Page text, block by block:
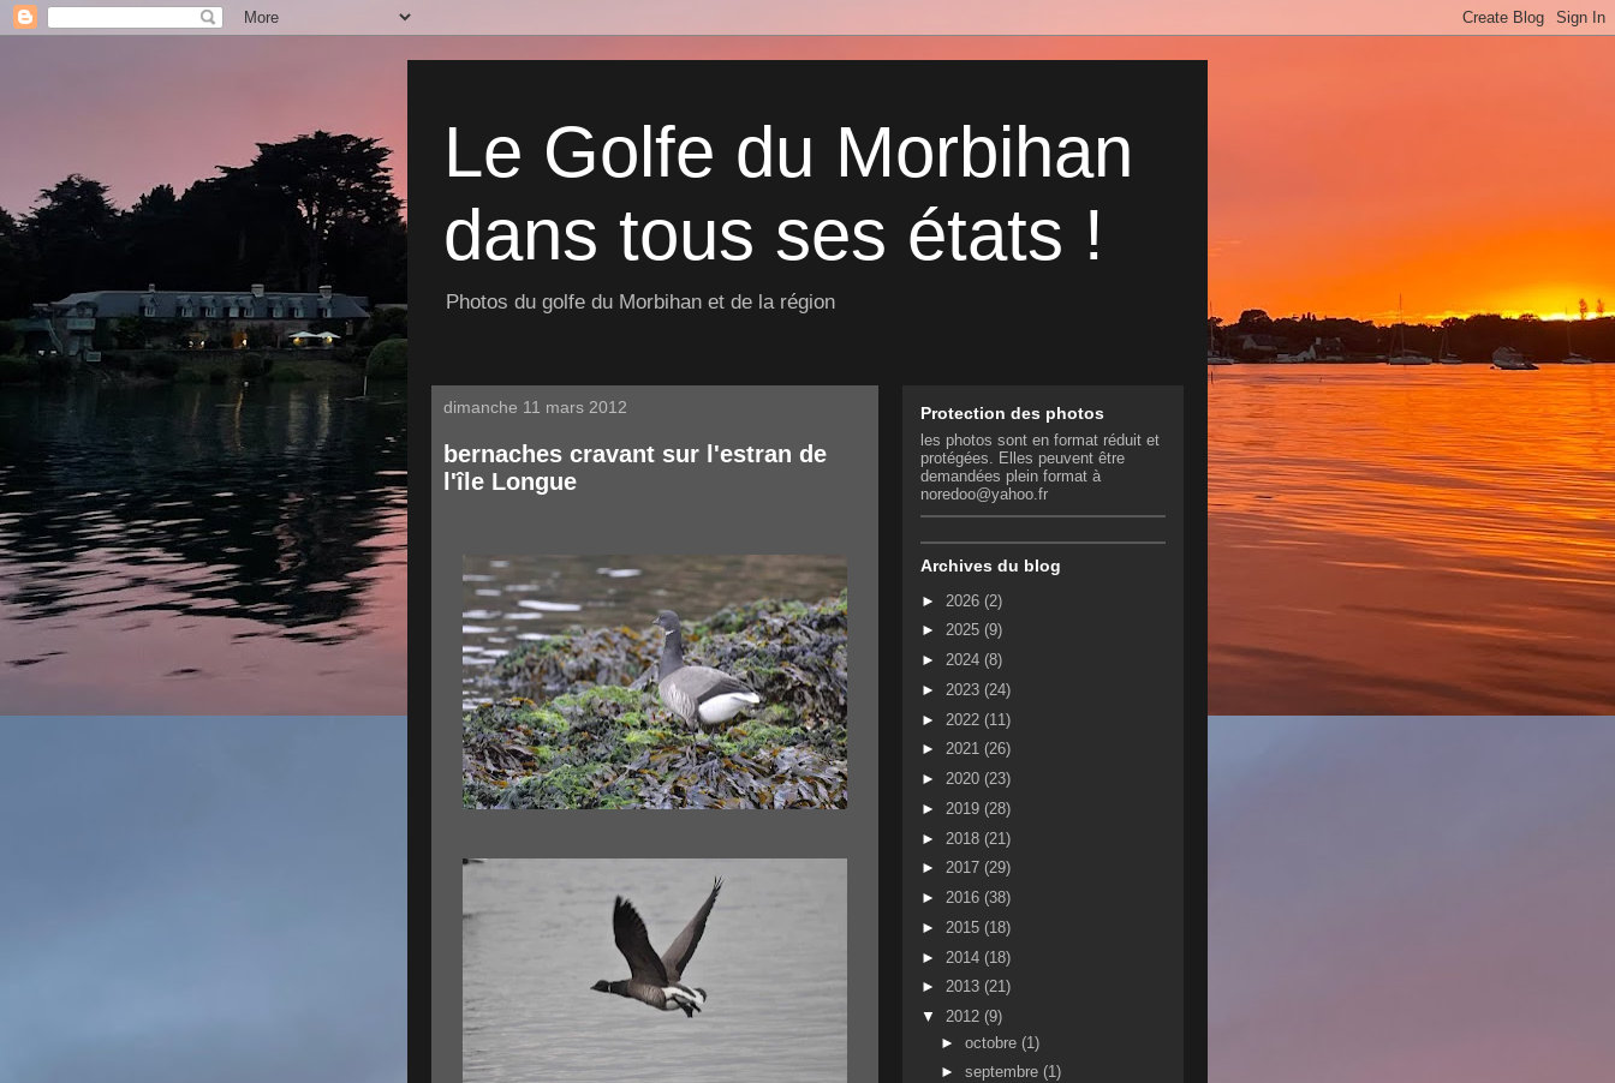
Le Golfe du Morbihan
dans tous ses états !
Photos du golfe du Morbihan et de la région
dimanche 11 mars 2012
bernaches cravant sur l'estran de
l'île Longue
Protection des photos
les photos sont en format réduit et
protégées. Elles peuvent être
demandées plein format à
noredoo@yahoo.fr
Archives du blog
► 2026 (2)
► 2025 (9)
► 2024 (8)
► 2023 (24)
► 2022 (11)
► 2021 (26)
► 2020 (23)
► 2019 (28)
► 2018 (21)
► 2017 (29)
► 2016 (38)
► 2015 (18)
► 2014 (18)
► 2013 (21)
▼ 2012 (9)
► octobre (1)
► septembre (1)